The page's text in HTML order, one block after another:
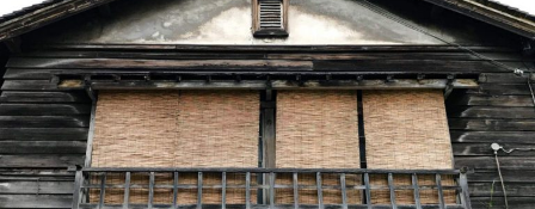
プン
ツ
へ
ス
キ
ッ
プ